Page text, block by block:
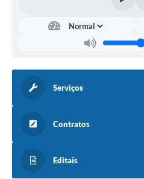
Serviços
Contratos
Editais